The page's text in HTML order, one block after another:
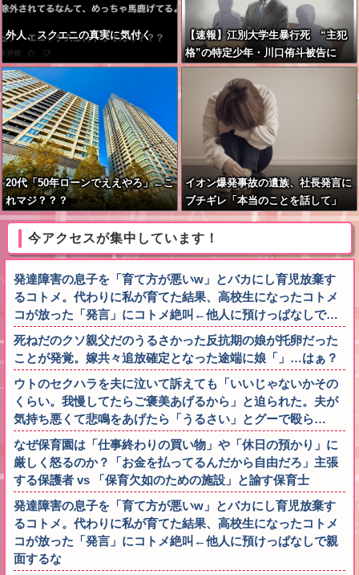
外人、スクエニの真実に気付く
【速報】江別大学生暴行死 “主犯
格”の特定少年・川口侑斗被告に
「無期懲役」の判決 当時17歳少年
に「懲役30年」の判決
20代「50年ローンでええやろ」←こ
れマジ？？？
イオン爆発事故の遺族、社長発言に
ブチギレ「本当のことを話して」
今アクセスが集中しています！
発達障害の息子を「育て方が悪いw」とバカにし育児放棄す
るコトメ。代わりに私が育てた結果、高校生になったコトメ
コが放った「発言」にコトメ絶叫←他人に預けっぱなしで…
死ねだのクソ親父だのうるさかった反抗期の娘が托卵だった
ことが発覚。嫁共々追放確定となった途端に娘「」…はぁ？
ウトのセクハラを夫に泣いて訴えても「いいじゃないかその
くらい。我慢してたらご褒美あげるから」と迫られた。夫が
気持ち悪くて悲鳴をあげたら「うるさい」とグーで殴ら…
なぜ保育園は「仕事終わりの買い物」や「休日の預かり」に
厳しく怒るのか？「お金を払ってるんだから自由だろ」主張
する保護者 vs 「保育欠如のための施設」と諭す保育士
発達障害の息子を「育て方が悪いw」とバカにし育児放棄す
るコトメ。代わりに私が育てた結果、高校生になったコトメ
コが放った「発言」にコトメ絶叫←他人に預けっぱなしで親
面するな